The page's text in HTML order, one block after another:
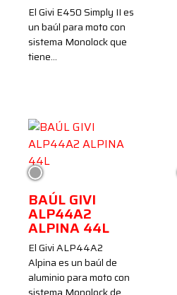
El Givi E450 Simply II es
un baúl para moto con
sistema Monolock que
tiene…
Plata
BAÚL GIVI
ALP44A2
ALPINA 44L
El Givi ALP44A2
Alpina es un baúl de
aluminio para moto con